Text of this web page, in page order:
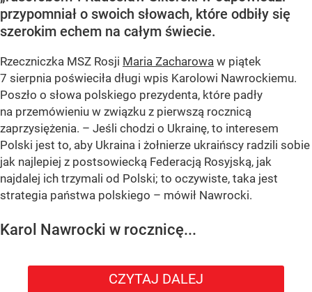
przypomniał o swoich słowach, które odbiły się
szerokim echem na całym świecie.
Rzeczniczka MSZ Rosji Maria Zacharowa w piątek
7 sierpnia poświeciła długi wpis Karolowi Nawrockiemu.
Poszło o słowa polskiego prezydenta, które padły
na przemówieniu w związku z pierwszą rocznicą
zaprzysiężenia. – Jeśli chodzi o Ukrainę, to interesem
Polski jest to, aby Ukraina i żołnierze ukraińscy radzili sobie
jak najlepiej z postsowiecką Federacją Rosyjską, jak
najdalej ich trzymali od Polski; to oczywiste, taka jest
strategia państwa polskiego – mówił Nawrocki.
Karol Nawrocki w rocznicę...
CZYTAJ DALEJ